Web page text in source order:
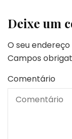
Deixe um
O seu
Campos
Comentário